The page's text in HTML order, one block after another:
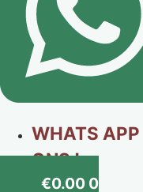
WHATS APP
ONS !
€0.00 0